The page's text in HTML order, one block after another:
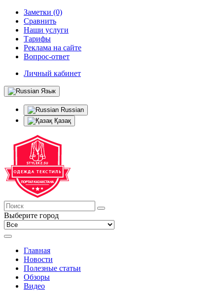
Заметки (0)
Сравнить
Наши услуги
Тарифы
Реклама на сайте
Вопрос-ответ
Личный кабинет
Язык
Russian
Қазақ
Выберите город
Главная
Новости
Полезные статьи
Обзоры
Видео